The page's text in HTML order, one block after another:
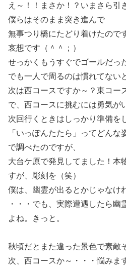
え～！！まさか！？いまさら引
僕らはそのまま突き進んで
無事つり橋にたどり着けたので
哀想です（＾＾；）
せっかくもうすぐでゴールだっ
でも一人で周るのは慣れてない
次は西コースですか～？東コー
で、西コースに挑むには勇気が
次回行くときはしっかり準備を
「いっぽんたたら」ってどんな
で調べたのですが、
大台ケ原で発見してました！本
すが、彫刻を（笑）
僕は、幽霊が出るとかじゃなけ
・・・でも、実際遭遇したら幽
よね。きっと。
秋頃だとまた違った景色で素敵
次、西コースか～・・・悩みま